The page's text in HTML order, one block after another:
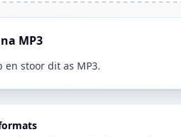
MP3
en stoor dit as MP3.